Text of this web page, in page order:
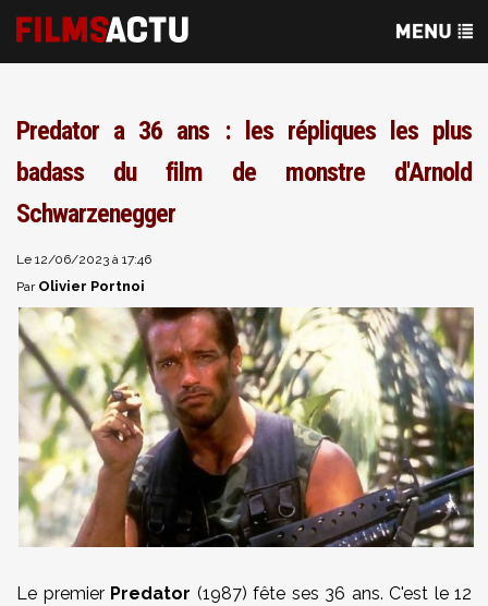
Predator a 36 ans : les répliques les plus
badass du film de monstre d'Arnold
Schwarzenegger
Le 12/06/2023 à 17:46
Par Olivier Portnoi
Le premier Predator (1987) fête ses 36 ans. C'est le 12